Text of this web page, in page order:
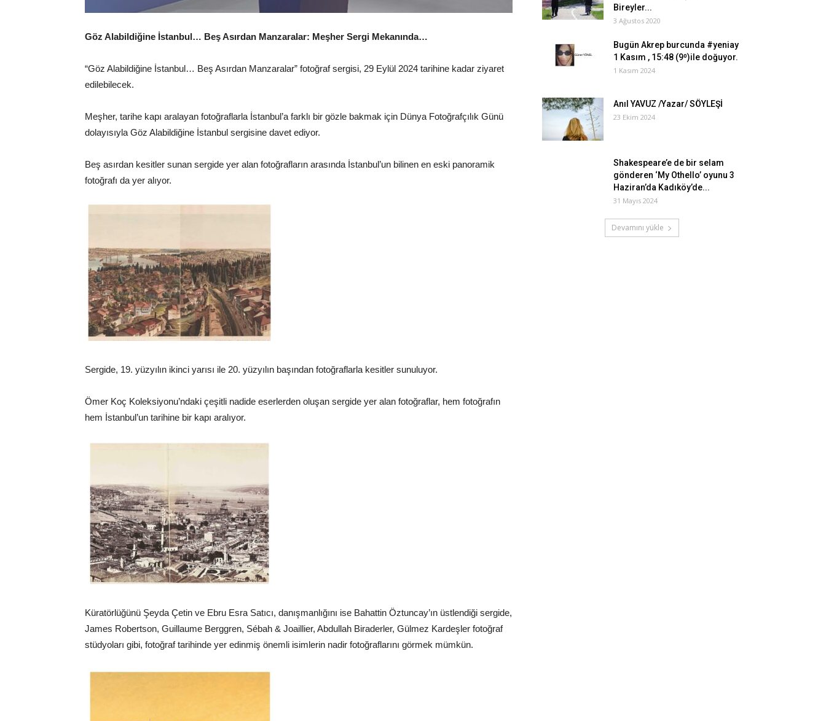
Göz Alabildiğine İstanbul… Beş Asırdan Manzaralar: Meşher Sergi Mekanında…
“Göz Alabildiğine İstanbul… Beş Asırdan Manzaralar” fotoğraf sergisi, 29 Eylül 2024 tarihine kadar ziyaret
edilebilecek.
Meşher, tarihe kapı aralayan fotoğraflarla İstanbul’a farklı bir gözle bakmak için Dünya Fotoğrafçılık Günü
dolayısıyla Göz Alabildiğine İstanbul sergisine davet ediyor.
Beş asırdan kesitler sunan sergide yer alan fotoğrafların arasında İstanbul’un bilinen en eski panoramik
fotoğrafı da yer alıyor.
Sergide, 19. yüzyılın ikinci yarısı ile 20. yüzyılın başından fotoğraflarla kesitler sunuluyor.
Ömer Koç Koleksiyonu’ndaki çeşitli nadide eserlerden oluşan sergide yer alan fotoğraflar, hem fotoğrafın
hem İstanbul’un tarihine bir kapı aralıyor.
Küratörlüğünü Şeyda Çetin ve Ebru Esra Satıcı, danışmanlığını ise Bahattin Öztuncay’ın üstlendiği sergide,
James Robertson, Guillaume Berggren, Sébah & Joaillier, Abdullah Biraderler, Gülmez Kardeşler fotoğraf
stüdyoları gibi, fotoğraf tarihinde yer edinmiş önemli isimlerin nadir fotoğraflarını görmek mümkün.
Bireyler...
3 Ağustos 2020
Bugün Akrep burcunda #yeniay
1 Kasım , 15:48 (9⁰)ile doğuyor.
1 Kasım 2024
Anıl YAVUZ /Yazar/ SÖYLEŞİ
23 Ekim 2024
Shakespeare’e de bir selam
gönderen ‘My Othello’ oyunu 3
Haziran’da Kadıköy’de...
31 Mayıs 2024
Devamını yükle